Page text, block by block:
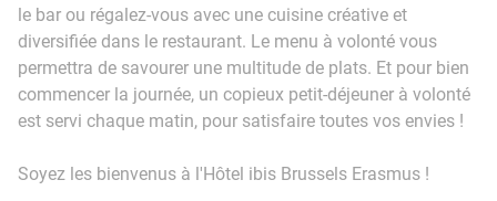
le bar ou régalez-vous avec une cuisine créative et
diversifiée dans le restaurant. Le menu à volonté vous
permettra de savourer une multitude de plats. Et pour bien
commencer la journée, un copieux petit-déjeuner à volonté
est servi chaque matin, pour satisfaire toutes vos envies !
Soyez les bienvenus à l'Hôtel ibis Brussels Erasmus !